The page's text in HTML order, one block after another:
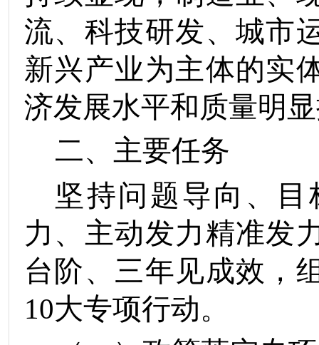
流、科技研发、城市
新兴产业为主体的实
济发展水平和质量明
二、 主要任务
坚持问题导向、
力、主动发力精准发
台阶、三年见成效 ，
10大专项行动。